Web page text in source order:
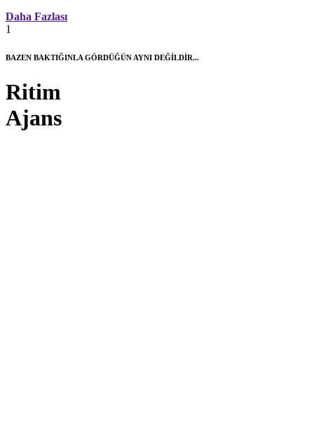
Daha Fazlası
1
BAZEN BAKTIĞINLA GÖRDÜĞÜN AYNI DEĞİLDİR...
Ritim
Ajans